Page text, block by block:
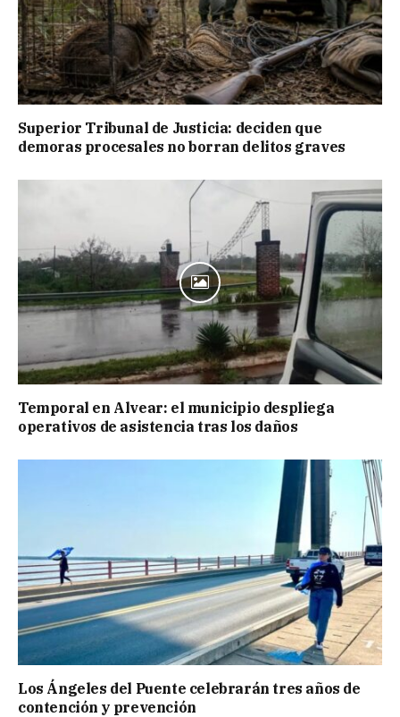
Superior Tribunal de Justicia: deciden que
demoras procesales no borran delitos graves
Temporal en Alvear: el municipio despliega
operativos de asistencia tras los daños
Los Ángeles del Puente celebrarán tres años de
contención y prevención